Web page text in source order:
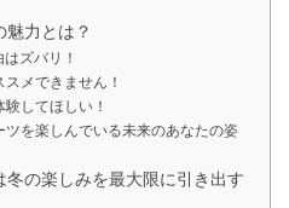
力とは？
ズバリ！
メできません！
してほしい！
ツを楽しんでいる未来のあなたの姿
の楽しみを最大限に引き出す